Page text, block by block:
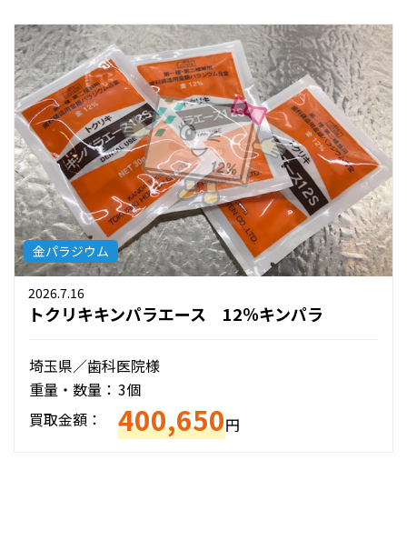
金パラジウム
2026.7.16
トクリキキンパラエース 12％キンパラ
埼玉県／歯科医院様
重量・数量： 3個
買取金額：
400,650円